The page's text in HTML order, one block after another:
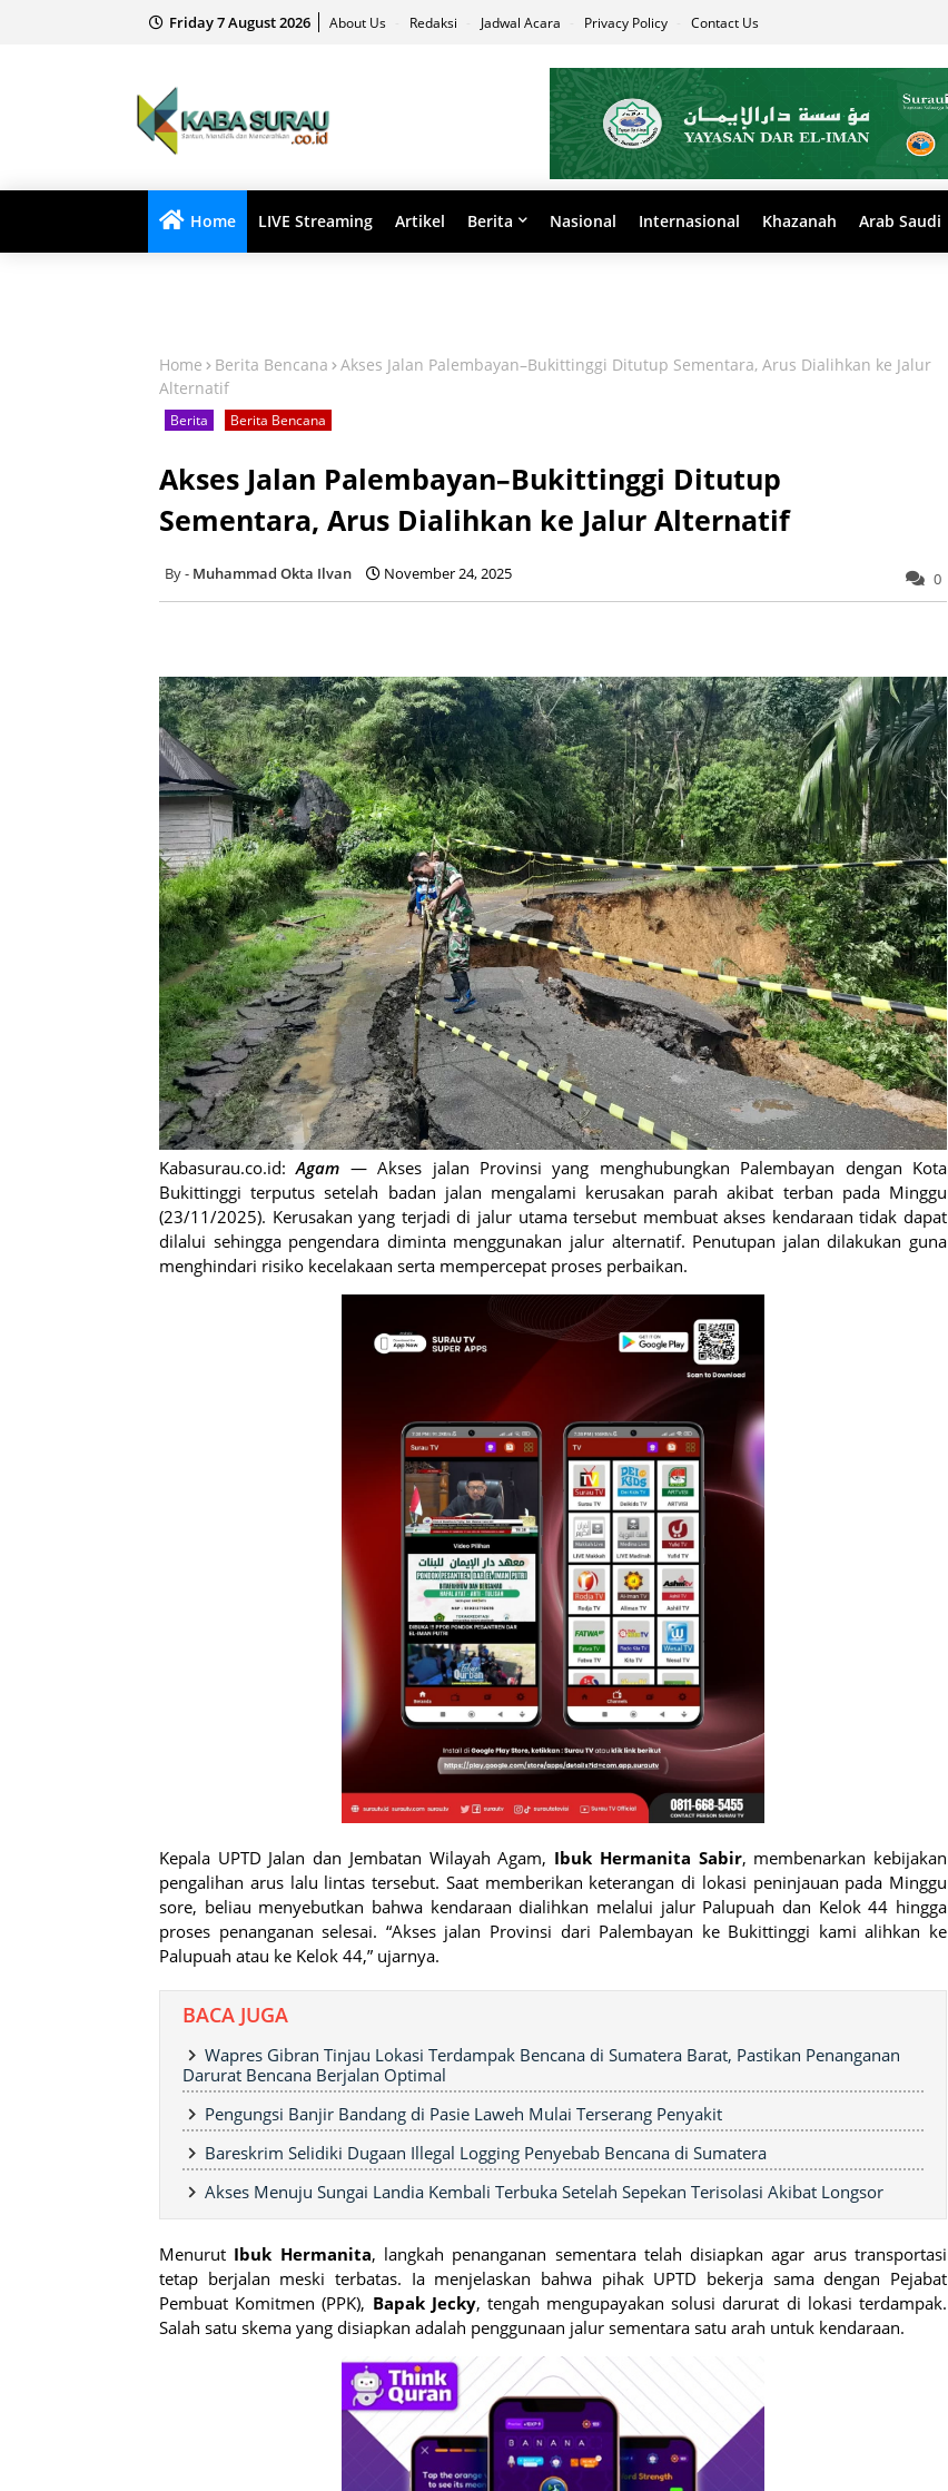
Friday 7 August 2026 About Us Redaksi Jadwal Acara Privacy Policy Contact Us
Home LIVE Streaming Artikel Berita Nasional Internasional Khazanah Arab Saudi
Home Berita Bencana
Akses Jalan Palembayan–Bukittinggi Ditutup Sementara, Arus Dialihkan ke Jalur
Alternatif
Berita Berita Bencana
Akses Jalan Palembayan–Bukittinggi Ditutup
Sementara, Arus Dialihkan ke Jalur Alternatif
Muhammad Okta Ilvan November 24, 2025 0
Kabasurau.co.id:Agam — Akses jalan Provinsi yang menghubungkan Palembayan dengan Kota
Bukittinggi terputus setelah badan jalan mengalami kerusakan parah akibat terban pada Minggu
(23/11/2025). Kerusakan yang terjadi di jalur utama tersebut membuat akses kendaraan tidak dapat
dilalui sehingga pengendara diminta menggunakan jalur alternatif. Penutupan jalan dilakukan guna
menghindari risiko kecelakaan serta mempercepat proses perbaikan.
Kepala UPTD Jalan dan Jembatan Wilayah Agam, Ibuk Hermanita Sabir, membenarkan kebijakan
pengalihan arus lalu lintas tersebut. Saat memberikan keterangan di lokasi peninjauan pada Minggu
sore, beliau menyebutkan bahwa kendaraan dialihkan melalui jalur Palupuah dan Kelok 44 hingga
proses penanganan selesai. “Akses jalan Provinsi dari Palembayan ke Bukittinggi kami alihkan ke
Palupuah atau ke Kelok 44,” ujarnya.
BACA JUGA
Wapres Gibran Tinjau Lokasi Terdampak Bencana di Sumatera Barat, Pastikan Penanganan
Darurat Bencana Berjalan Optimal
Pengungsi Banjir Bandang di Pasie Laweh Mulai Terserang Penyakit
Bareskrim Selidiki Dugaan Illegal Logging Penyebab Bencana di Sumatera
Akses Menuju Sungai Landia Kembali Terbuka Setelah Sepekan Terisolasi Akibat Longsor
Menurut Ibuk Hermanita, langkah penanganan sementara telah disiapkan agar arus transportasi
tetap berjalan meski terbatas. Ia menjelaskan bahwa pihak UPTD bekerja sama dengan Pejabat
Pembuat Komitmen (PPK), Bapak Jecky, tengah mengupayakan solusi darurat di lokasi terdampak.
Salah satu skema yang disiapkan adalah penggunaan jalur sementara satu arah untuk kendaraan.